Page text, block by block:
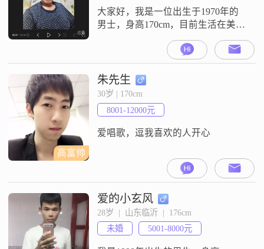
##300
大家好，我是一位出生于1970年的
男士，身高170cm，目前生活在美丽
元之间，虽然不算特别高，但也能
保证基本的生活需求。我的学历是
高中及以下，但我相信，生活中的
智慧和经验远比书本上的知识来得
更实用。我性格幽默风趣，喜欢在
生活中找寻乐趣，也善于用幽默的
方式化解尴尬的气氛。同时，我也
高富帅
朱先生
30岁 | 170cm
8001-12000元
爱唱歌，逗我喜欢的人开心
爱的小玄风
28岁  |  山东临沂  |  176cm
未婚
5001-8000元